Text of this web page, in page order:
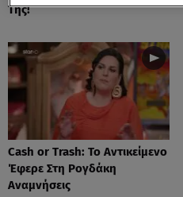
Της!
Cash or Trash: Το Αντικείμενο
Έφερε Στη Ρογδάκη
Αναμνήσεις